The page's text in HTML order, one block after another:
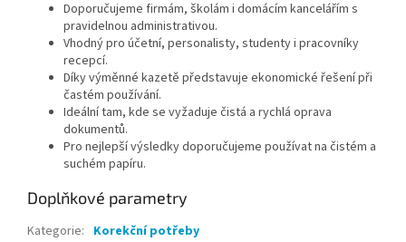
Doporučujeme firmám, školám i domácím kancelářím s
pravidelnou administrativou.
Vhodný pro účetní, personalisty, studenty i pracovníky
recepcí.
Díky výměnné kazetě představuje ekonomické řešení při
častém používání.
Ideální tam, kde se vyžaduje čistá a rychlá oprava
dokumentů.
Pro nejlepší výsledky doporučujeme používat na čistém a
suchém papíru.
Doplňkové parametry
Kategorie: Korekční potřeby